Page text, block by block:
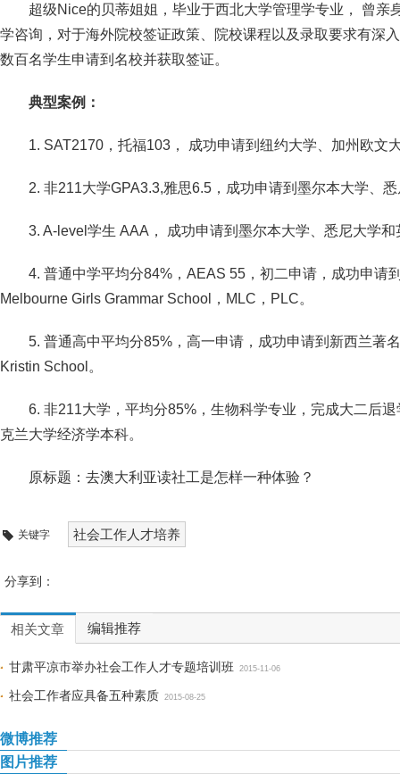
超级Nice的贝蒂姐姐，毕业于西北大学管理学专业， 曾亲
学咨询，对于海外院校签证政策、院校课程以及录取要求有深
数百名学生申请到名校并获取签证。
典型案例：
1. SAT2170，托福103， 成功申请到纽约大学、加州欧文
2. 非211大学GPA3.3,雅思6.5，成功申请到墨尔本大学、
3. A-level学生 AAA， 成功申请到墨尔本大学、悉尼大学
4. 普通中学平均分84%，AEAS 55，初二申请，成功申请
Melbourne Girls Grammar School，MLC，PLC。
5. 普通高中平均分85%，高一申请，成功申请到新西兰著
Kristin School。
6. 非211大学，平均分85%，生物科学专业，完成大二后
克兰大学经济学本科。
原标题：去澳大利亚读社工是怎样一种体验？
关键字 社会工作人才培养
分享到：
相关文章 编辑推荐
甘肃平凉市举办社会工作人才专题培训班 2015-11-06
社会工作者应具备五种素质 2015-08-25
微博推荐
图片推荐